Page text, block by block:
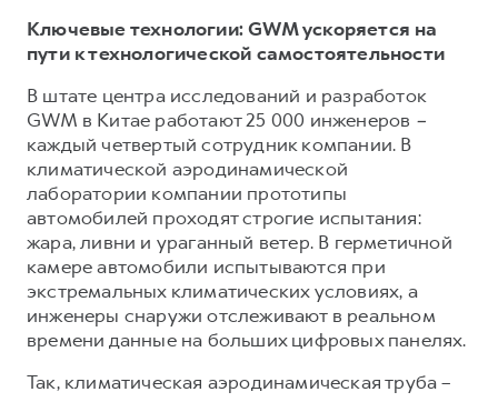
Ключевые технологии: GWM ускоряется на
пути к технологической самостоятельности
В штате центра исследований и разработок
GWM в Китае работают 25 000 инженеров –
каждый четвертый сотрудник компании. В
климатической аэродинамической
лаборатории компании прототипы
автомобилей проходят строгие испытания:
жара, ливни и ураганный ветер. В герметичной
камере автомобили испытываются при
экстремальных климатических условиях, а
инженеры снаружи отслеживают в реальном
времени данные на больших цифровых панелях.
Так, климатическая аэродинамическая труба –